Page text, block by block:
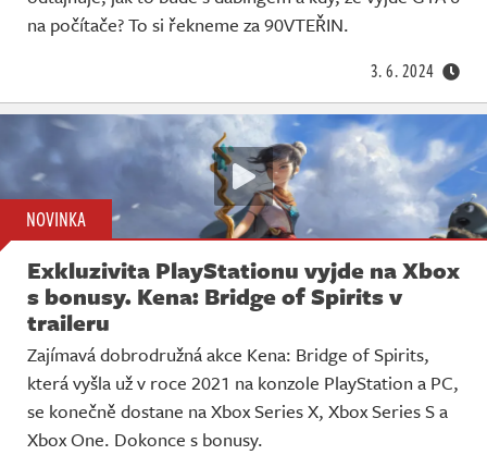
Živě
na počítače? To si řekneme za 90VTEŘIN.
3. 6. 2024
NOVINKA
Exkluzivita PlayStationu vyjde na Xbox
s bonusy. Kena: Bridge of Spirits v
traileru
Zajímavá dobrodružná akce Kena: Bridge of Spirits,
která vyšla už v roce 2021 na konzole PlayStation a PC,
se konečně dostane na Xbox Series X, Xbox Series S a
Xbox One. Dokonce s bonusy.